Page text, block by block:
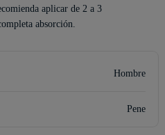
aplicar de 2 a 3
absorción.
Hombre
Pene